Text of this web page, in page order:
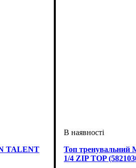
TALENT
Топ
1/4 ZIP TOP